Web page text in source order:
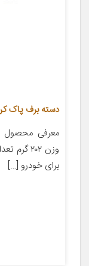
دسته برف پاک کن یلکن مدل
برای خودرو […]